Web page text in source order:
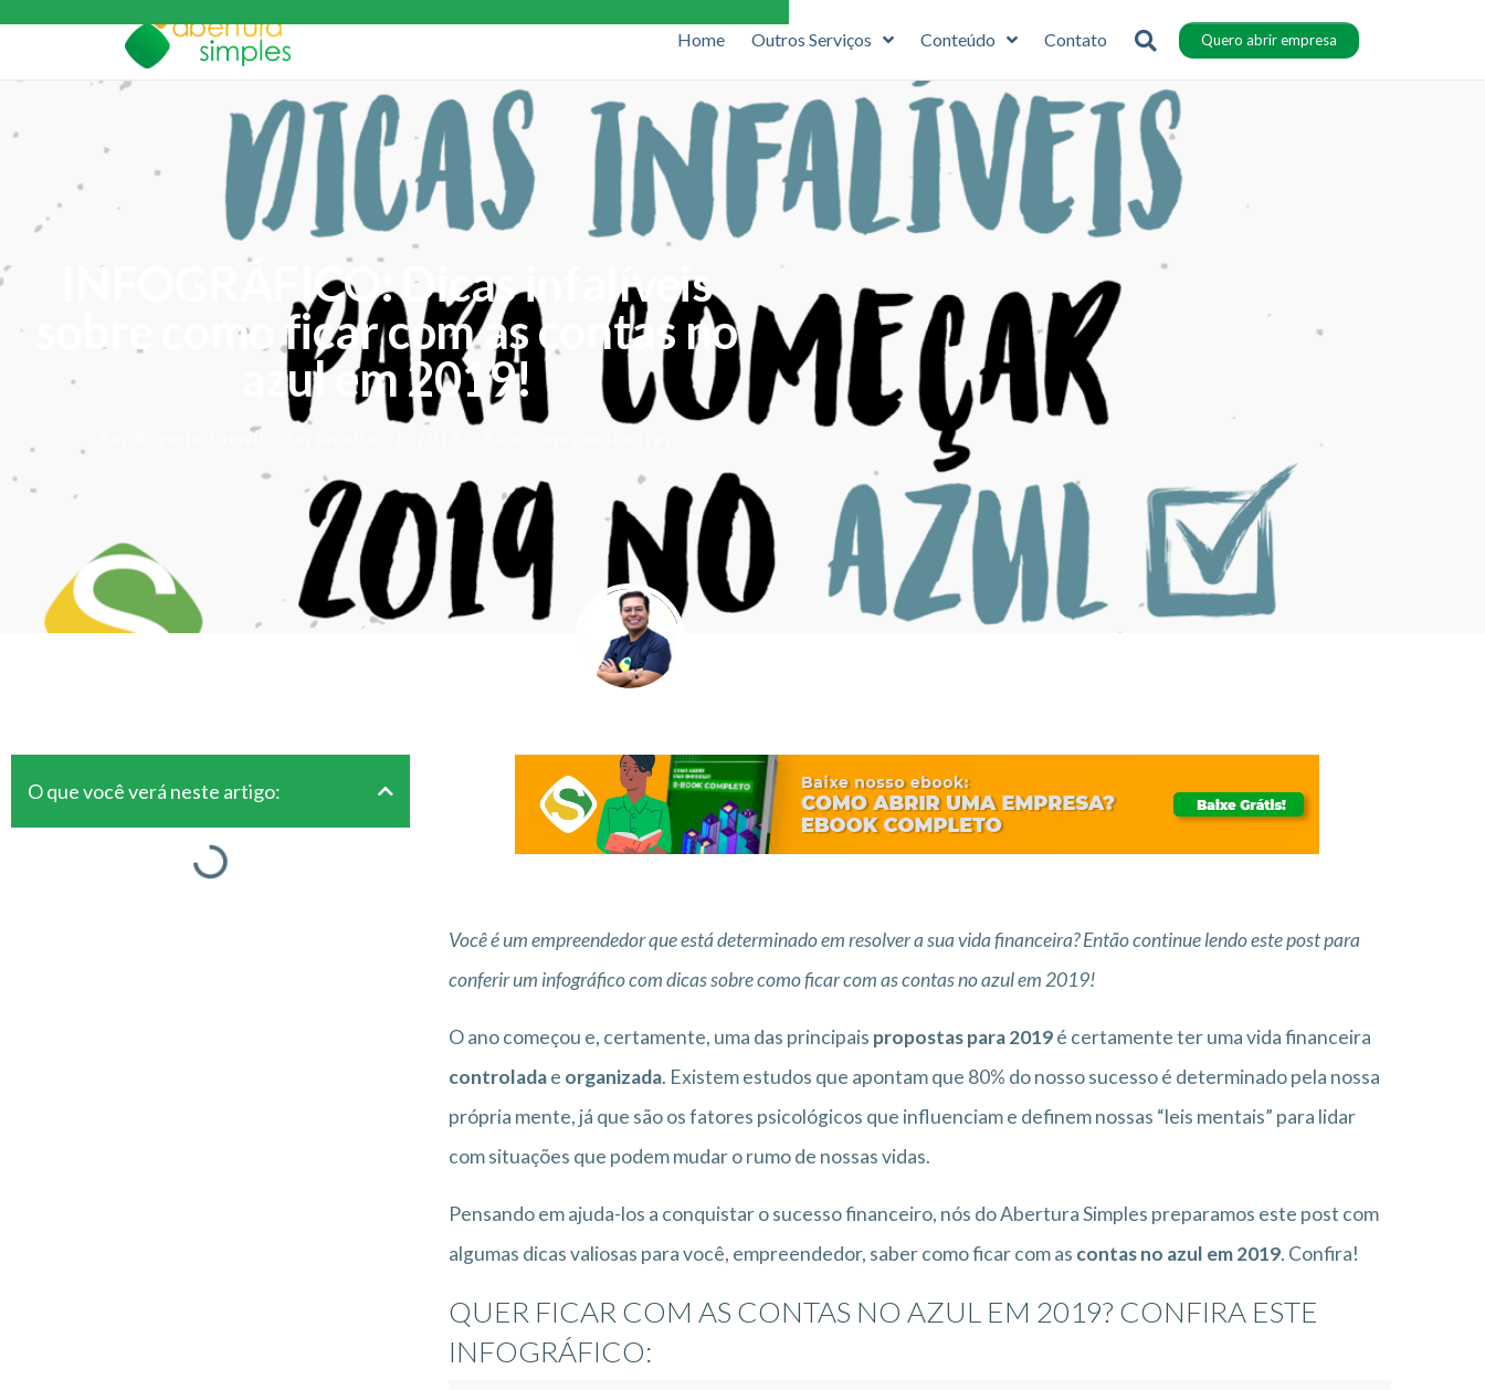
Home Outros Serviços Conteúdo Contato Quero abrir empresa
INFOGRÁFICO: Dicas infalíveis
sobre como ficar com as contas no
azul em 2019!
O que você verá neste artigo:
Você é um empreendedor que está determinado em resolver a sua vida financeira? Então continue lendo este post para
conferir um infográfico com dicas sobre como ficar com as contas no azul em 2019!
O ano começou e, certamente, uma das principais propostas para 2019é certamente ter uma vida financeira
controladae organizada. Existem estudos que apontam que 80% do nosso sucesso é determinado pela nossa
própria mente, já que são os fatores psicológicos que influenciam e definem nossas “leis mentais” para lidar
com situações que podem mudar o rumo de nossas vidas.
Pensando em ajuda-los a conquistar o sucesso financeiro, nós do Abertura Simples preparamos este post com
algumas dicas valiosas para você, empreendedor, saber como ficar com as contas no azul em 2019. Confira!
QUER FICAR COM AS CONTAS NO AZUL EM 2019? CONFIRA ESTE
INFOGRÁFICO: